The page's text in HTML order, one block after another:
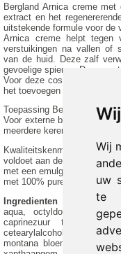
Wij
uw
te
Bergland Arnica creme
extract en het
uitstekende formule voor de
Arnica creme helpt tegen
verstuikingen na vallen of
van de huid. Deze zalf
gevoelige spieren.
Voor deze cosmetica
het toevoegen van
Toepassing Bergland Arnica
Voor externe behandeling
meerdere keren per dag.
Kwaliteitskenmerken
voldoet aan de strikte
met een emulgator op
met 100% pure essentiële
Ingredienten
aqua, octyldodecanol,
caprinezuur triglyceride,
cetearylalcohol, alcohol,
montana bloem extract *,